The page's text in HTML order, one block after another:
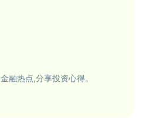
融热点,分享投资心得。